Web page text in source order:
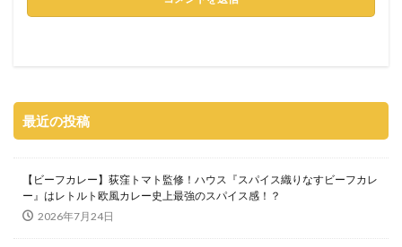
最近の投稿
【ビーフカレー】荻窪トマト監修！ハウス『スパイス織りなすビーフカレ
ー』はレトルト欧風カレー史上最強のスパイス感！？
2026年7月24日